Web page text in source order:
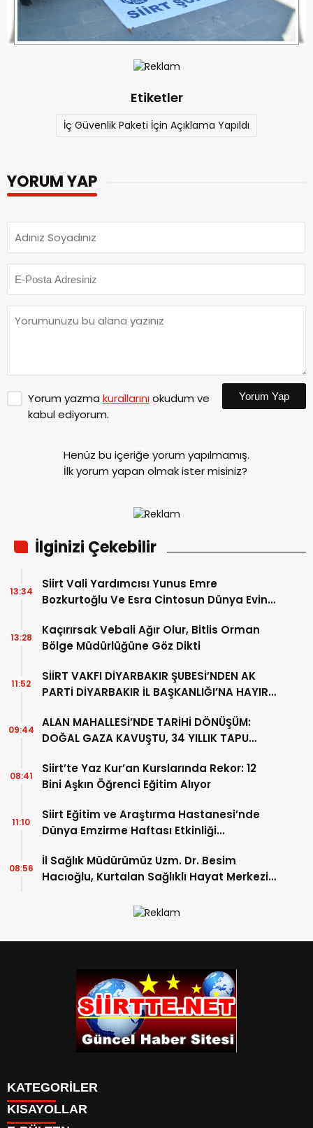
Etiketler
İç Güvenlik Paketi İçin Açıklama Yapıldı
YORUM YAP
Yorum yazma kurallarınıokudum ve
kabul ediyorum.
Yorum Yap
Henüz bu içeriğe yorum yapılmamış.
İlk yorum yapan olmak ister misiniz?
İlginizi Çekebilir
Siirt Vali Yardımcısı Yunus Emre
Bozkurtoğlu Ve Esra Cintosun Dünya Evine
13:34
Kaçırırsak Vebali Ağır Olur, Bitlis Orman
Bölge Müdürlüğüne Göz Dikti
13:28
SİİRT VAKFI DİYARBAKIR ŞUBESİ’NDEN AK
PARTİ DİYARBAKIR İL BAŞKANLIĞI’NA HAYIRLI
11:52
ALAN MAHALLESİ’NDE TARİHİ DÖNÜŞÜM:
DOĞAL GAZA KAVUŞTU, 34 YILLIK TAPU
09:44
Siirt’te Yaz Kur’an Kurslarında Rekor: 12
Bini Aşkın Öğrenci Eğitim Alıyor
08:41
Siirt Eğitim ve Araştırma Hastanesi’nde
Dünya Emzirme Haftası Etkinliği
11:10
İl Sağlık Müdürümüz Uzm. Dr. Besim
Hacıoğlu, Kurtalan Sağlıklı Hayat Merkezini
08:56
KATEGORİLER
SPOR
KISAYOLLAR